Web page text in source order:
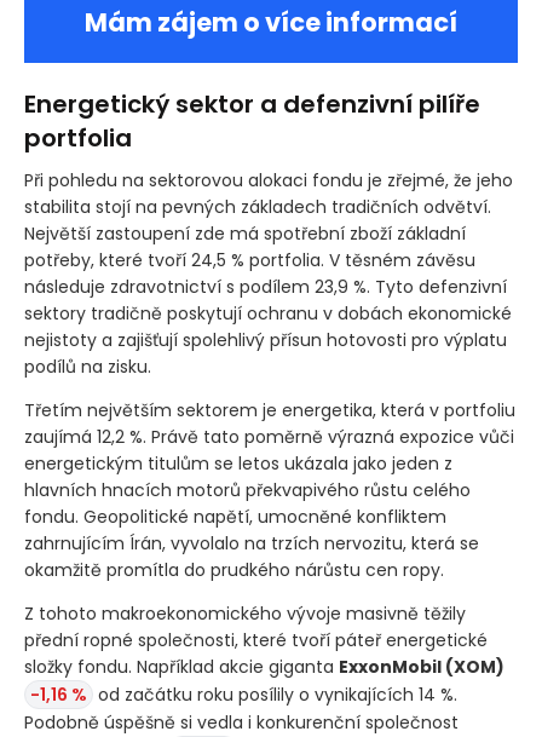
Mám zájem o více informací
Energetický sektor a defenzivní pilíře
portfolia
Při pohledu na sektorovou alokaci fondu je zřejmé, že jeho
stabilita stojí na pevných základech tradičních odvětví.
Největší zastoupení zde má spotřební zboží základní
potřeby, které tvoří 24,5 % portfolia. V těsném závěsu
následuje zdravotnictví s podílem 23,9 %. Tyto defenzivní
sektory tradičně poskytují ochranu v dobách ekonomické
nejistoty a zajišťují spolehlivý přísun hotovosti pro výplatu
podílů na zisku.
Třetím největším sektorem je energetika, která v portfoliu
zaujímá 12,2 %. Právě tato poměrně výrazná expozice vůči
energetickým titulům se letos ukázala jako jeden z
hlavních hnacích motorů překvapivého růstu celého
fondu. Geopolitické napětí, umocněné konfliktem
zahrnujícím Írán, vyvolalo na trzích nervozitu, která se
okamžitě promítla do prudkého nárůstu cen ropy.
Z tohoto makroekonomického vývoje masivně těžily
přední ropné společnosti, které tvoří páteř energetické
složky fondu. Například akcie giganta ExxonMobil (XOM)
-1,16 % od začátku roku posílily o vynikajících 14 %.
Podobně úspěšně si vedla i konkurenční společnost